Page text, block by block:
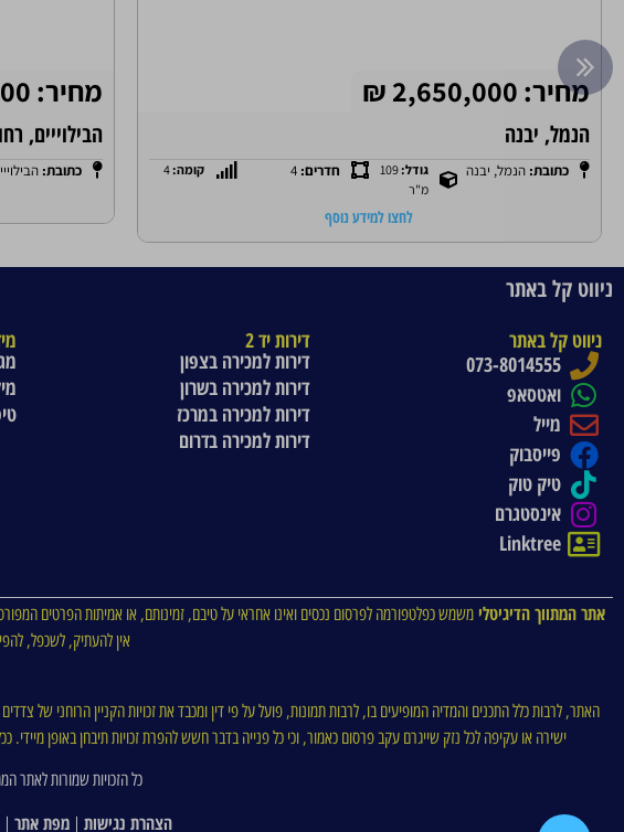
מחיר: 4,550,000 ₪
הבילוייים, רחובות
כתובת:הבילוייים, רחובות גודל: 175 מ"ר חדרים:7
מחיר: 1,950,000 ₪
הפרדס,
כתובת:
ניווט קל באתר
ניווט קל באתר
073-8014555
ואטסאפ
מייל
פייסבוק
טיק טוק
אינסטגרם
Linktree
דירות יד 2
דירות למכירה בצפון
דירות למכירה בשרון
דירות למכירה במרכז
דירות למכירה בדרום
אתר המתווך הדיגיטלימשמש כפלטפורמה לפרסום נכסים ואינו אחראי על טיבם, זמינותם, או אמיתות הפרטים
אין להעתיק, לשכפל,
האתר, לרבות כלל התכנים והמדיה המופיעים בו, לרבות תמונות, פועל על פי דין ומכבד את זכויות הקניין הרוחני של
ישירה או עקיפה לכל נזק שייגרם עקב פרסום כאמור, וכי כל פנייה בדבר חשש להפרת זכויות תיבחן באופן
כל הזכויות שמורות לאתר
הצהרת נגישות | מפת אתר |